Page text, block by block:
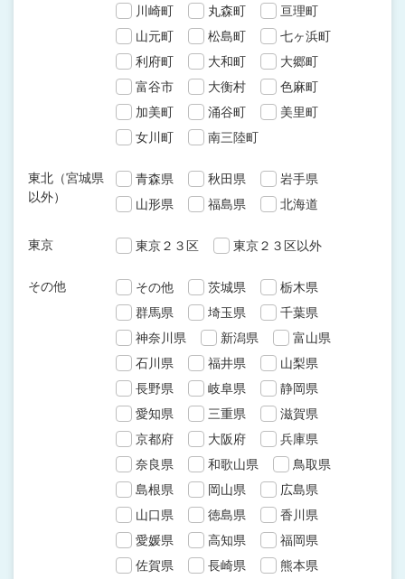
川崎町
丸森町
亘理町
山元町
松島町
七ヶ浜町
利府町
大和町
大郷町
富谷市
大衡村
色麻町
加美町
涌谷町
美里町
女川町
南三陸町
東北（宮城県
以外）
青森県 秋田県
岩手県
山形県
福島県 北海道
東京 東京２３区 東京２３区以外
その他 その他 茨城県
栃木県
群馬県
埼玉県
千葉県
神奈川県
新潟県
富山県
石川県
福井県
山梨県
長野県
岐阜県
静岡県
愛知県
三重県
滋賀県
京都府
大阪府
兵庫県
奈良県
和歌山県
鳥取県
島根県
岡山県
広島県
山口県
徳島県
香川県
愛媛県
高知県
福岡県
佐賀県
長崎県
熊本県